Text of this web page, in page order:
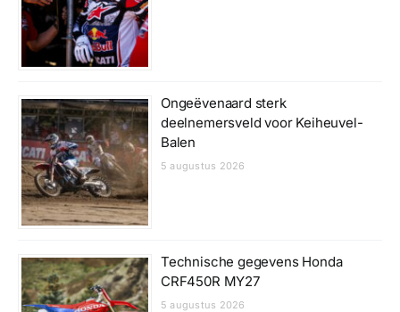
Ongeëvenaard sterk
deelnemersveld voor Keiheuvel-
Balen
5 augustus 2026
Technische gegevens Honda
CRF450R MY27
5 augustus 2026